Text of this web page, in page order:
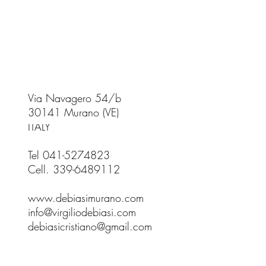
Via Navagero 54/b
30141 Murano (VE)
ITALY
Tel 041-5274823
Cell. 339-6489112
www.debiasimurano.com
info@virgiliodebiasi.com
debiasicristiano@gmail.com